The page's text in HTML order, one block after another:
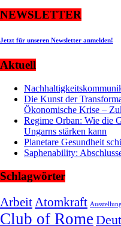
NEWSLETTER
Jetzt für unseren Newsletter anmelden!
Aktuell
Die Kunst der
Ökonomische Krise –
Regime Orban: Wie die
Ungarns stärken kann
Planetare Gesundheit
Saphenability:
Schlagwörter
Arbeit Atomkraft Ausstellung
Club of Rome